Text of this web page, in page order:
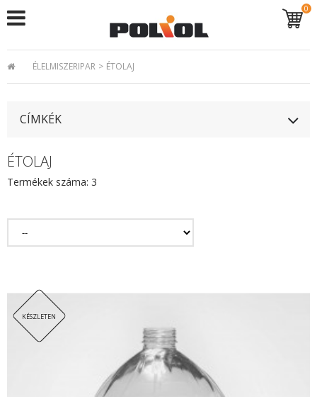
0
ÉLELMISZERIPAR > ÉTOLAJ
CÍMKÉK
ÉTOLAJ
Termékek száma: 3
KÉSZLETEN